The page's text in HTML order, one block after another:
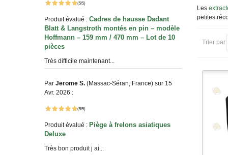
(5/5)
Produit évalué : Cadres de hausse Dadant
Blatt & Langstroth montés en pin – modèle
Hoffmann – 159 mm / 470 mm – Lot de 10
pièces
Très difficile maintenant...
Par Jerome S. (Massac-Séran, France) sur 15
Avr. 2026 :
(5/5)
Produit évalué : Piège à frelons asiatiques
Deluxe
Très bon produit j ai...
Les
petites
Trier par